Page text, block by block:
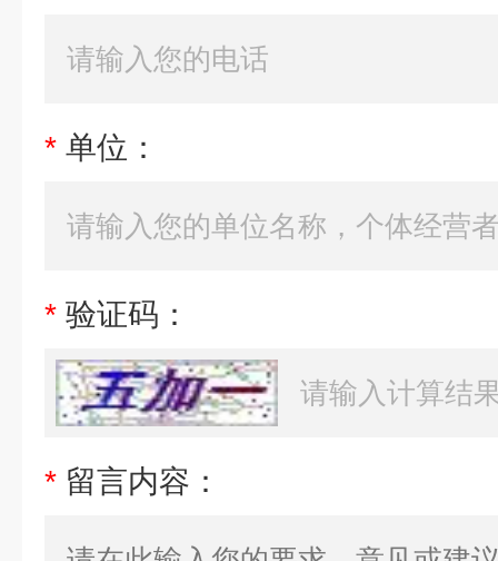
* 单位：
* 验证码：
* 留言内容：